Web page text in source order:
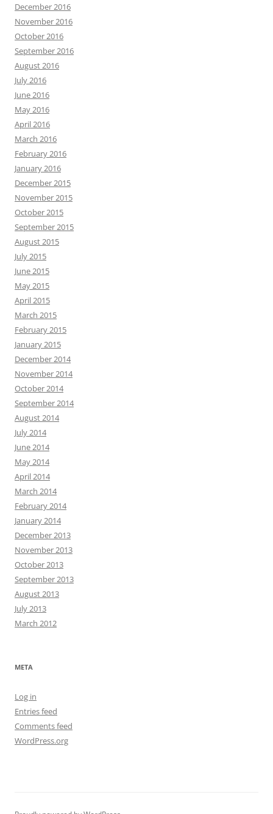
December 2016
November 2016
October 2016
September 2016
August 2016
July 2016
June 2016
May 2016
April 2016
March 2016
February 2016
January 2016
December 2015
November 2015
October 2015
September 2015
August 2015
July 2015
June 2015
May 2015
April 2015
March 2015
February 2015
January 2015
December 2014
November 2014
October 2014
September 2014
August 2014
July 2014
June 2014
May 2014
April 2014
March 2014
February 2014
January 2014
December 2013
November 2013
October 2013
September 2013
August 2013
July 2013
March 2012
META
Log in
Entries feed
Comments feed
WordPress.org